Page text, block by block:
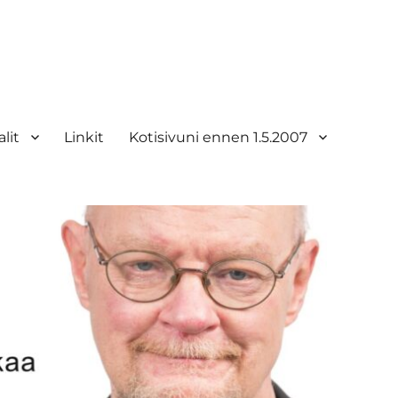
Linkit Kotisivuni ennen 1.5.2007